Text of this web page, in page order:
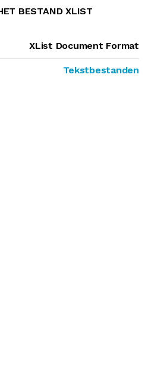
BESTAND XLIST
XList Document Format
Tekstbestanden